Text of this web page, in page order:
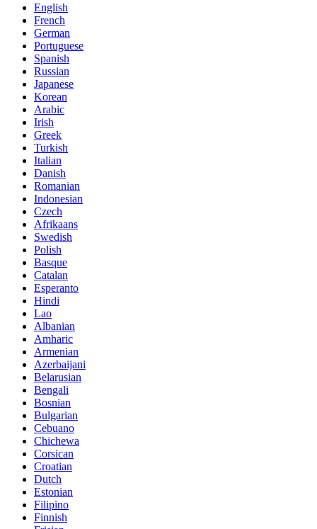
English
French
German
Portuguese
Spanish
Russian
Japanese
Korean
Arabic
Irish
Greek
Turkish
Italian
Danish
Romanian
Indonesian
Czech
Afrikaans
Swedish
Polish
Basque
Catalan
Esperanto
Hindi
Lao
Albanian
Amharic
Armenian
Azerbaijani
Belarusian
Bengali
Bosnian
Bulgarian
Cebuano
Chichewa
Corsican
Croatian
Dutch
Estonian
Filipino
Finnish